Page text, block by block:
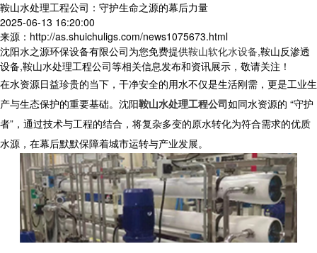
鞍山水处理工程公司：守护生命之源的幕后力量
2025-06-13 16:20:00
来源：http://as.shuichuligs.com/news1075673.html
沈阳水之源环保设备有限公司为您免费提供鞍山软化水设备,鞍山反渗透
设备,鞍山水处理工程公司等相关信息发布和资讯展示，敬请关注！
在水资源日益珍贵的当下，干净安全的用水不仅是生活刚需，更是工业生
产与生态保护的重要基础。沈阳鞍山水处理工程公司如同水资源的 “守护
者”，通过技术与工程的结合，将复杂多变的原水转化为符合需求的优质
水源，在幕后默默保障着城市运转与产业发展。